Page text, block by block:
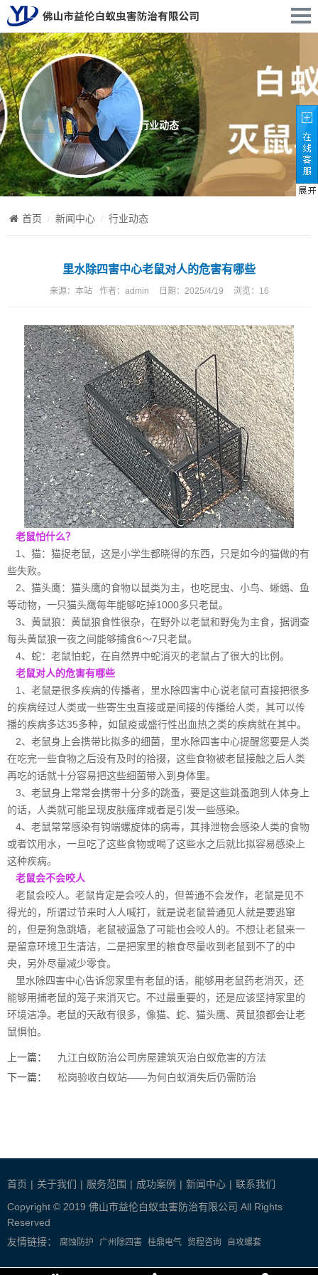
行业动态
首页 新闻中心 行业动态
里水除四害中心老鼠对人的危害有哪些
来源： 本站 作者： admin 日期： 2025/4/19 浏览： 16
老鼠怕什么？
1、猫：猫捉老鼠，这是小学生都晓得的东西，只是如今的猫做的有
些失败。
2、猫头鹰：猫头鹰的食物以 鼠类为主，也吃昆虫、小鸟、蜥蜴、鱼
等动物，一只猫头鹰每年能够吃掉1000多只老鼠。
3、黄鼠狼：黄鼠狼食性很杂，在野外以老鼠和野兔为主食，据调查
每头黄鼠狼一夜之间能够捕食6～7只老鼠。
4、蛇：老鼠怕蛇，在自然界中蛇消灭的老鼠占了很大的比例。
老鼠对人的危害有哪些
1、老鼠是很多疾病的传播者， 里水除四害中心说老鼠可直接把很多
的疾病经过人类或一些寄生虫直接或是间接的传播给人类，其可以传
播的疾病多达35多种，如鼠疫或盛行性出血热之类的疾病就在其中。
2、老鼠身上会携带比拟多的细菌，里水除四害中心提醒您要是人类
在吃完一些食物之后没有及时的拾掇，这些食物被老鼠接触之后人类
再吃的话就十分容易把这些细菌带入到身体里。
3、老鼠身上常常会携带十分多的跳蚤，要是这些跳蚤跑到人体身上
的话，人类就可能呈现皮肤瘙痒或者是引发一些感染。
4、老鼠常常感染有钩端螺旋体的病毒，其排泄物会感染人类的食物
或者饮用水，一旦吃了这些食物或喝了这些水之后就比拟容易感染 上
这种疾病。
老鼠会不会咬人
老鼠会咬人。老鼠肯定是会咬人的，但普通不会发作，老鼠是见不
得光的，所谓过节来时人人喊打，就是说老鼠普通见人就是要逃窜
的，但是狗急跳墙，老鼠被逼急了可能也会咬人的。不想让老鼠来一
是留意环境卫生清洁，二是把家里的粮食尽量收到老鼠到不了的中
央，另外尽量减少零食。
里水除四害中心告诉您家里有老鼠的话，能够用老鼠药老消灭，还
能够用捕老鼠的笼子来消灭它。不过最重要的，还是应该坚持家里的
环境洁净。老鼠的天敌有很多，像猫、蛇、猫头鹰、 黄鼠狼都会让老
鼠惧怕。
上一篇：
九江白蚁防治公司房屋建筑灭治白蚁危害的方法
下一篇：
松岗验收白蚁站——为何白蚁消失后仍需防治
首页 | 关于我们 | 服务范围 | 成功案例 | 新闻中心 | 联系我们
Copyright © 2019 佛山市益伦白蚁虫害防治有限公司 All Rights
Reserved
友情链接：
腐蚀防护 广州除四害 桂鼎电气 贸程咨询 自攻螺套